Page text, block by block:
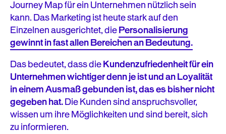
Journey Map für ein Unternehmen nützlich sein
kann. Das Marketing ist heute stark auf den
Einzelnen ausgerichtet, diePersonalisierung
gewinnt in fast allen Bereichen an Bedeutung.
Das bedeutet, dass dieKundenzufriedenheit für ein
Unternehmen wichtiger denn je ist und an Loyalität
in einem Ausmaß gebunden ist, das es bisher nicht
gegeben hat.Die Kunden sind anspruchsvoller,
wissen um ihre Möglichkeiten und sind bereit, sich
zu informieren.